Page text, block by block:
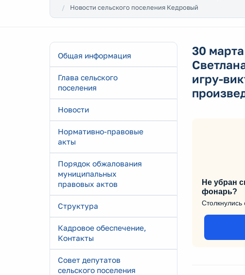
Новости сельского поселения Кедровый
Общая информация
Глава сельского
поселения
Новости
Нормативно-правовые
акты
Порядок обжалования
муниципальных
правовых актов
Структура
Кадровое обеспечение,
Контакты
Совет депутатов
сельского поселения
30
игру-
Не убран
фонарь?